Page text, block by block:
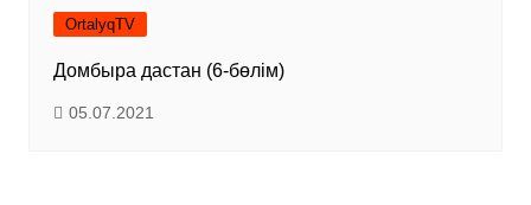
OrtalyqTV
Домбыра дастан (6-бөлім)
05.07.2021